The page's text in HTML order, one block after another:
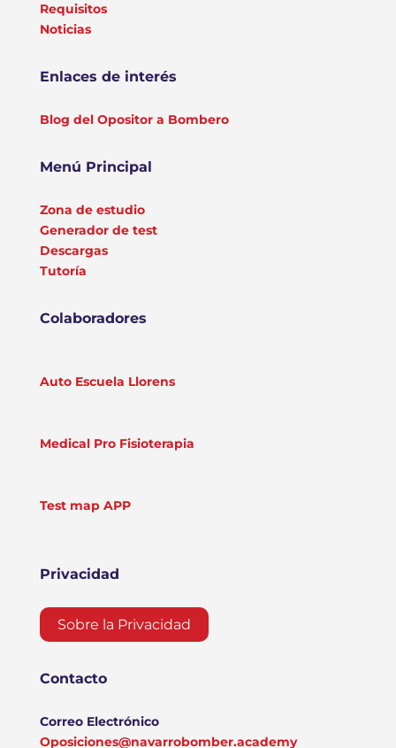
Requisitos
Noticias
Enlaces de interés
Blog del Opositor a Bombero
Menú Principal
Zona de estudio
Generador de test
Descargas
Tutoría
Colaboradores
Auto Escuela Llorens
Medical Pro Fisioterapia
Test map APP
Privacidad
Sobre la Privacidad
Contacto
Correo Electrónico
Oposiciones@navarrobomber.academy